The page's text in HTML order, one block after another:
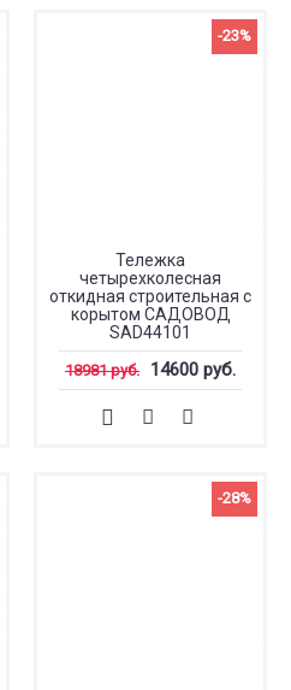
-23%
Тележка
четырехколесная
откидная строительная с
корытом САДОВОД
SAD44101
18981 руб. 14600 руб.
-28%